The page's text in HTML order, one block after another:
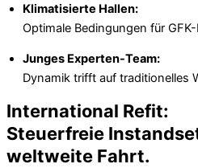
Klimatisierte Hallen:
Optimale Bedingungen für
Junges Experten-Team:
Dynamik trifft auf traditionelles
International Refit:
Steuerfreie
weltweite Fahrt.